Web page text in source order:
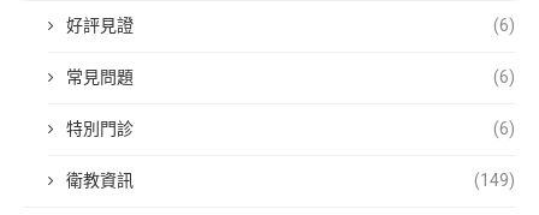
好評見證 (6)
常見問題 (6)
特別門診 (6)
衛教資訊 (149)